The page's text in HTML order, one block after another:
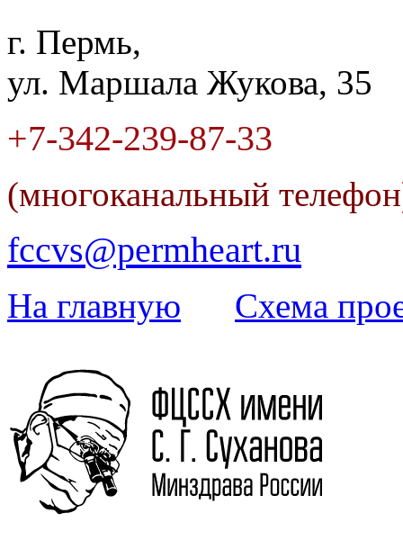
г. Пермь,
ул. Маршала Жукова, 35
+7-342-239-87-33
(многоканальный
fccvs@permheart.ru
На главную Cхема